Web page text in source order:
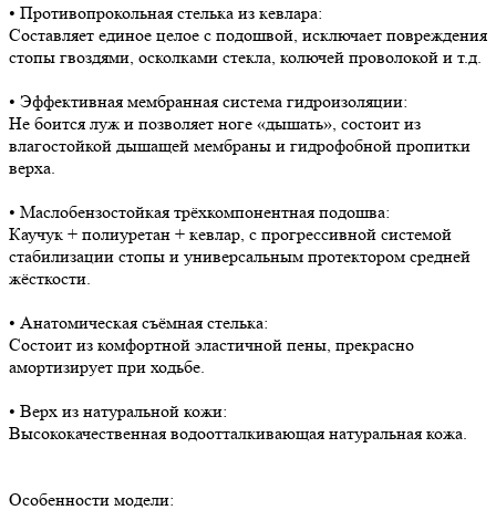
• Противопрокольная стелька из кевлара:
Составляет единое целое с подошвой, исключает повреждения
стопы гвоздями, осколками стекла, колючей проволокой и т.д.
• Эффективная мембранная система гидроизоляции:
Не боится луж и позволяет ноге «дышать», состоит из
влагостойкой дышащей мембраны и гидрофобной пропитки
верха.
• Маслобензостойкая трёхкомпонентная подошва:
Каучук + полиуретан + кевлар, с прогрессивной системой
стабилизации стопы и универсальным протектором средней
жёсткости.
• Анатомическая съёмная стелька:
Состоит из комфортной эластичной пены, прекрасно
амортизирует при ходьбе.
• Верх из натуральной кожи:
Высококачественная водоотталкивающая натуральная кожа.
Особенности модели: